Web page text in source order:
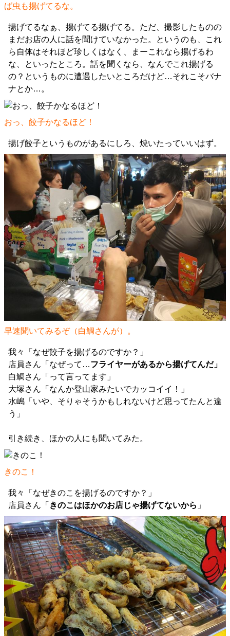
ば虫も揚げてるな。
揚げてるなぁ、揚げてる揚げてる。ただ、撮影したものの
まだお店の人に話を聞けていなかった。というのも、これ
ら自体はそれほど珍しくはなく、まーこれなら揚げるわ
な、といったところ。話を聞くなら、なんでこれ揚げる
の？というものに遭遇したいところだけど…それこそバナ
ナとか…。
おっ、餃子かなるほど！
揚げ餃子というものがあるにしろ、焼いたっていいはず。
早速聞いてみるぞ（白鯛さんが）。
我々「なぜ餃子を揚げるのですか？」
店員さん「なぜって…フライヤーがあるから揚げてんだ」
白鯛さん「って言ってます」
大塚さん「なんか登山家みたいでカッコイイ！」
水嶋「いや、そりゃそうかもしれないけど思ってたんと違
う」
引き続き、ほかの人にも聞いてみた。
きのこ！
我々「なぜきのこを揚げるのですか？」
店員さん「 きのこはほかのお店じゃ揚げてないから 」